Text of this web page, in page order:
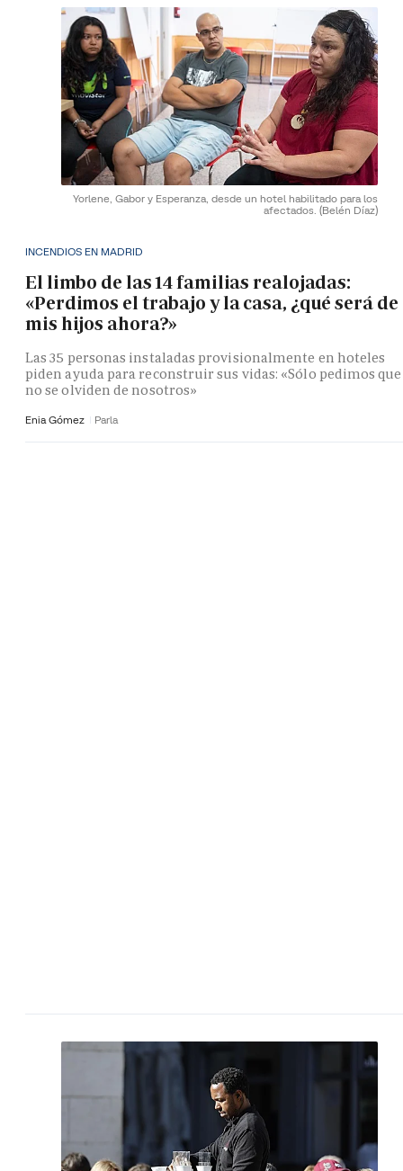
Yorlene, Gabor y Esperanza, desde un hotel habilitado para los
afectados. (Belén Díaz)
INCENDIOS EN MADRID
El limbo de las 14 familias realojadas:
«Perdimos el trabajo y la casa, ¿qué será de
mis hijos ahora?»
Las 35 personas instaladas provisionalmente en hoteles
piden ayuda para reconstruir sus vidas: «Sólo pedimos que
no se olviden de nosotros»
Enia Gómez Parla